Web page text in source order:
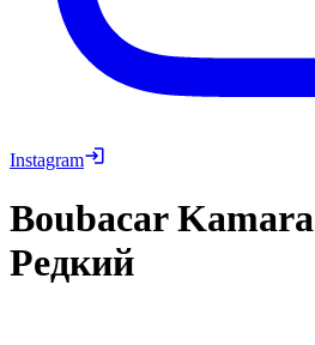
Instagram
Boubacar Kamara
Редкий